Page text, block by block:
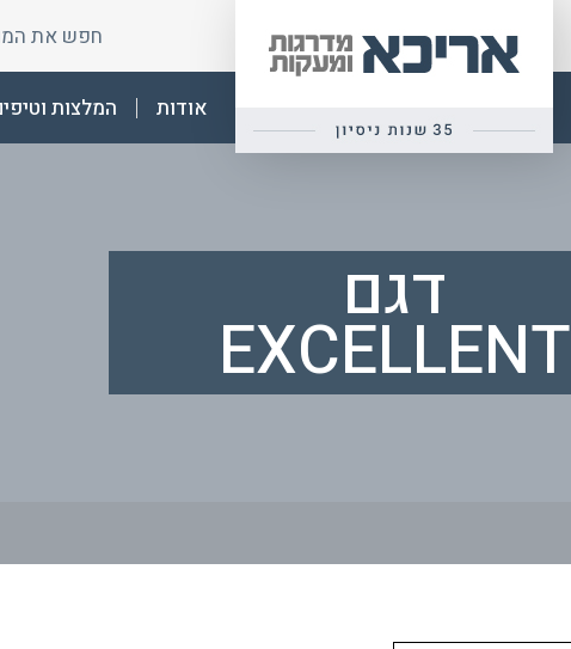
חפש
שלך
אריכא
אודות המלצות
דגם
EXCELLENT